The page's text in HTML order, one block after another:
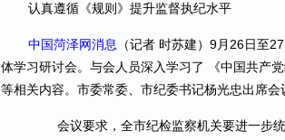
认真遵循《规则》提升监督执纪水平
中国菏泽网消息
（记者 时苏建）9月26日至
体学习研讨会。与会人员深入学习了 《中国共产
等相关内容。市委常委、市纪委书记杨光忠出席会
会议要求，全市纪检监察机关要进一步统